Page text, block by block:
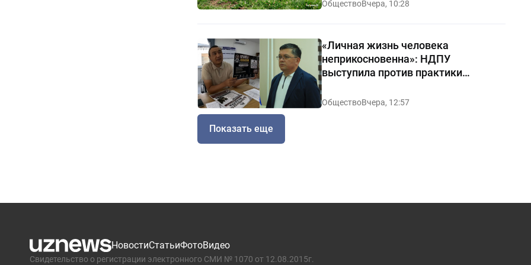
ОбществоВчера, 10:28
«Личная жизнь человека
неприкосновенна»: НДПУ
выступила против практики
«позорных домов и махаллей»
ОбществоВчера, 12:57
Показать еще
НовостиСтатьиФотоВидео
Свидетельство о регистрации электронного СМИ № 1070 от 12.08.2015г.